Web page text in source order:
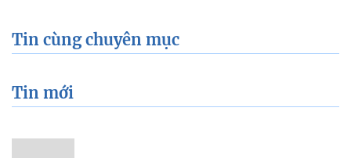
Tin cùng chuyên mục
Tin mới